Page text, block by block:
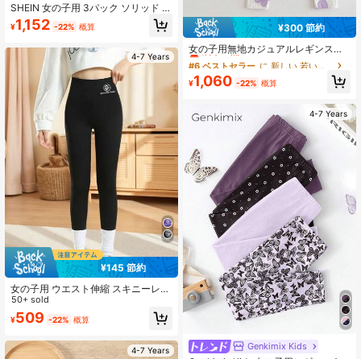
SHEIN 女の子用 3パック ソリッド レ
ギンス シック 秋冬
¥1,152 -22% 概算
4-7 Years
¥145 節約
女の子用 ウエスト伸縮 スキニーレギ
ンス、快適なプリント カジュアル 日
常着クロップドパンツ、デイリー、
スポーツ、ヨガなど多用途
50+ sold
¥509 -22% 概算
4-7 Years
¥300 節約
女の子用無地カジュアルレギンスセ
ット3枚入り、オールシーズン対応、
スポーツやデイリーカジュアルウェ
アに適しています
#6 ベストセラー
に 新しい 若い女の子のボトムス
残り 5 点
#6 ベストセラー
残り 5 点
#6 ベストセラー
残り 5 点
#6 ベストセラー
¥1,060 -22% 概算
4-7 Years
Genkimix Kids